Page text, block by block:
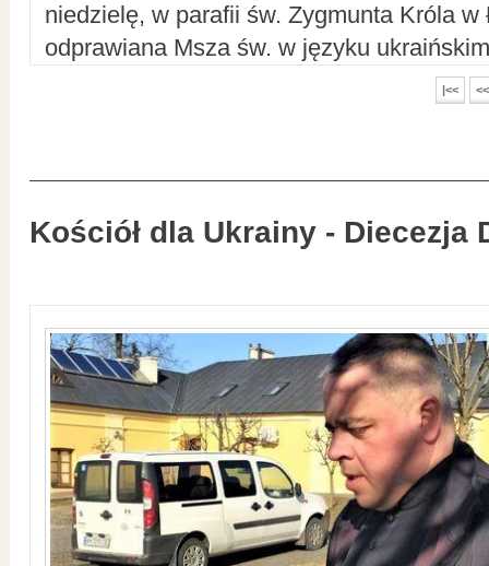
niedzielę, w parafii św. Zygmunta Króla w
odprawiana Msza św. w języku
|<< <<
Kościół dla Ukrainy - Diecezja